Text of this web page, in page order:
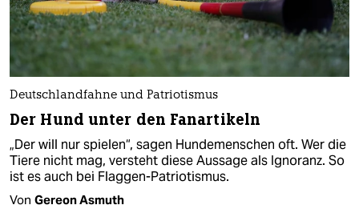
Deutschlandfahne und Patriotismus
Der Hund unter den Fanartikeln
„Der will nur spielen“, sagen Hundemenschen oft. Wer die
Tiere nicht mag, versteht diese Aussage als Ignoranz. So
ist es auch bei Flaggen-Patriotismus.
Von Gereon Asmuth